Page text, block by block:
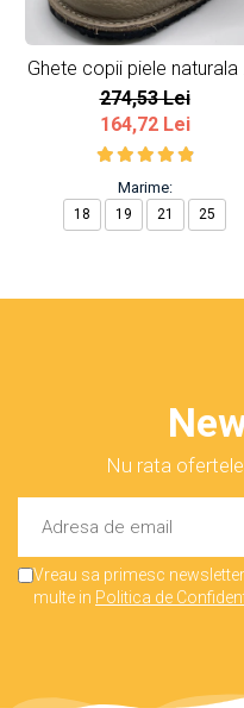
Ghete copii piele naturala
Beige
274,53 Lei
164,72 Lei
Marime:
18 19 21 25
Nu rata
Vreau sa primesc
multe in Politica de